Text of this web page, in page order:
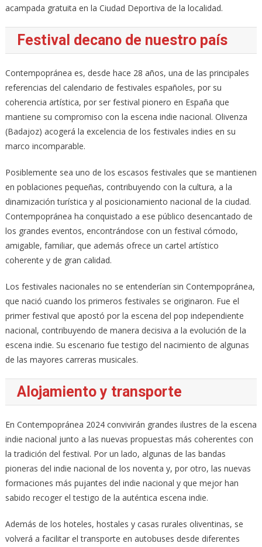
acampada gratuita en la Ciudad Deportiva de la localidad.
Festival decano de nuestro país
Contempopránea es, desde hace 28 años, una de las principales
referencias del calendario de festivales españoles, por su
coherencia artística, por ser festival pionero en España que
mantiene su compromiso con la escena indie nacional. Olivenza
(Badajoz) acogerá la excelencia de los festivales indies en su
marco incomparable.
Posiblemente sea uno de los escasos festivales que se mantienen
en poblaciones pequeñas, contribuyendo con la cultura, a la
dinamización turística y al posicionamiento nacional de la ciudad.
Contempopránea ha conquistado a ese público desencantado de
los grandes eventos, encontrándose con un festival cómodo,
amigable, familiar, que además ofrece un cartel artístico
coherente y de gran calidad.
Los festivales nacionales no se entenderían sin Contempopránea,
que nació cuando los primeros festivales se originaron. Fue el
primer festival que apostó por la escena del pop independiente
nacional, contribuyendo de manera decisiva a la evolución de la
escena indie. Su escenario fue testigo del nacimiento de algunas
de las mayores carreras musicales.
Alojamiento y transporte
En Contempopránea 2024 convivirán grandes ilustres de la escena
indie nacional junto a las nuevas propuestas más coherentes con
la tradición del festival. Por un lado, algunas de las bandas
pioneras del indie nacional de los noventa y, por otro, las nuevas
formaciones más pujantes del indie nacional y que mejor han
sabido recoger el testigo de la auténtica escena indie.
Además de los hoteles, hostales y casas rurales oliventinas, se
volverá a facilitar el transporte en autobuses desde diferentes